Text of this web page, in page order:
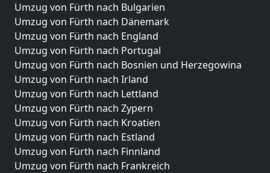
Umzug von Fürth nach Bulgarien
Umzug von Fürth nach Dänemark
Umzug von Fürth nach England
Umzug von Fürth nach Portugal
Umzug von Fürth nach Bosnien und Herzegowina
Umzug von Fürth nach Irland
Umzug von Fürth nach Lettland
Umzug von Fürth nach Zypern
Umzug von Fürth nach Kroatien
Umzug von Fürth nach Estland
Umzug von Fürth nach Finnland
Umzug von Fürth nach Frankreich